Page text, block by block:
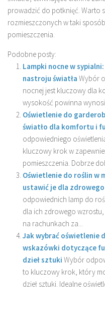
prowadzić do potknięć. Warto
rozmieszczonych w taki
pomieszczenia.
Podobne posty:
Lampki nocne w
nastroju światła Wybór
nocnej jest kluczowy dla
wysokość powinna
Oświetlenie do
światło dla komfortu i
odpowiedniego
kluczowy krok w
pomieszczenia. Dobrze
Oświetlenie do roślin w
ustawić je dla
odpowiednich lamp do
dla ich zdrowego
na rachunkach za...
Jak wybrać oświetlenie
wskazówki dotyczące
dzieł sztuki Wybór
to kluczowy krok, który
dzieł sztuki. Idealne